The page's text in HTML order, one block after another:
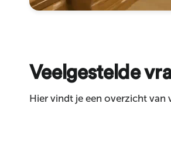
Veelgestelde
Hier vindt je een overzicht